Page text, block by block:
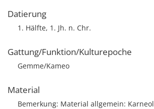
Datierung
1. Hälfte, 1. Jh. n. Chr.
Gattung/Funktion/Kulturepoche
Gemme/Kameo
Material
Bemerkung: Material allgemein: Karneol